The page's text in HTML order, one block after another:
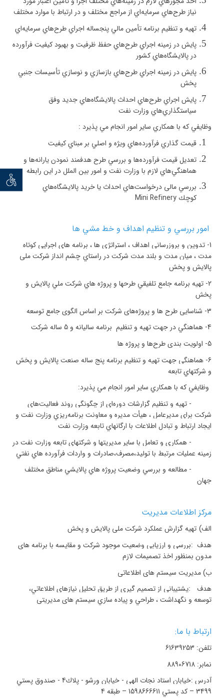
توان
نياز طرح‌هاي سرمايه‌اي از مراجع مختلف و در ارتباط با موارد مختلف
تهيه و تنظيم برنامه تأمين مالي پنجساله اجراي طرح‌هاي سرمايه‌اي
پايش در زمينه اجراي طرح‌هاي حفظ ظرفيت و بهبود كيفيت فرآورده
در پالايشگاه‌هاي كشور
پايش در زمينه اجراي طرح‌هاي بازسازي و نوسازي تأسيسات جنبي
پخش
پايش اجراي طرح‌هاي احداث پالايشگاه‌هاي جديد وفق
سياستگذاري‌هاي وزارت نفت
وظايفي كه با همكاري ساير امور انجام مي پذيرد :
قيمت گذاري فرآورده‌هاي ويژه و اصلي بر مبناي كيفيت
تعديل قيمت فرآورده‌ها و بررسي طرح هدفمند نمودن يارانه‌ها و
هماهنگي‌هاي لازم با وزارت نفت و امور بين الملل در اين رابطه
بررسي مالی درخواست‌هاي احداث يا خريد پالايشگاه‌هاي
كوچك Mini Refinery
امور بررسي و تنظيم اهداف و خط مشي ها
1- تدوين و بروزرساني اهداف ، استراتژي ها ، برنامه هاي اجرايي كوتاه
مدت ، ميان مدت و بلند مدت شركت در راستاي چشم انداز شرکت ملی
پالایش و پخش
2- تهيه برنامه جامع تلفيقي طرحها و پروژه هاي شركت ملي پالايش و
پخش
3- شناسایی طرح ها و پروژههای شرکت بر اساس الگوی جامع توسعه
4- هماهنگي در جهت تهيه و تنظيم برنامه ساليانه و 5 ساله شركت
5- اولویت بندی طرحها و پروژه ها
6- هماهنگي جهت تهيه و تنظيم برنامه پنج ساله صنعت پالايش و پخش
و شركتهاي تابعه
وظايفي كه با همكاري ساير امور انجام مي پذيرد:
- تهيه و تنظيم گزارشات دوره‌اي از چگونگي روند فعاليت‌هاي
شركت براي مديرعامل ، هيأت مديره و معاونت برنامه‌ريزي وزارت نفت و
ايجاد ارتباط و تبادل اطلاعات با ارگانهاي تابعه وزارت نفت
- همكاري و تعامل با ساير مديريت‏ها و شركت‏هاي تابعه وزارت نفت در
زمينه عمليات مرتبط با توليد،مصرف،صادرات و واردات فرآورده هاي نفتي
- مطالعه و بررسي وضعيت پروژه هاي پالايشي مناطق مختلف
جهان
مركز اطلاعات مديريت
الف) تهیه گزارش عملکرد شرکت ملی پالایش و پخش
هدف :بررسی و ارزیابی وضعیت موجود شرکت و مقایسه با برنامه های
مدون بمنظور اخذ تصمیمات لازم
ب) مدیریت سیستم های اطلاعاتی
هدف
:پشتيباني از تصميم گيري از طريق تحليل نيازهاي اطلاعاتي،
توسعه و نگهداشت ، طراحي و پياده سازي سیستم های مدیریتی
ارتباط با ما:
تلفن: 61639253
نمابر: 88906718
آدرس :
خيابان استاد نجات الهي - خيابان ورشو - پلاك4 - صندوق پستي
3499 – كد پستي 1598666611 – طبقه 4